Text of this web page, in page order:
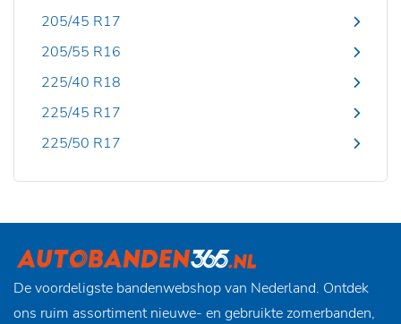
205/45 R17
205/55 R16
225/40 R18
225/45 R17
225/50 R17
De voordeligste bandenwebshop van Nederland. Ontdek
ons ruim assortiment nieuwe- en gebruikte zomerbanden,